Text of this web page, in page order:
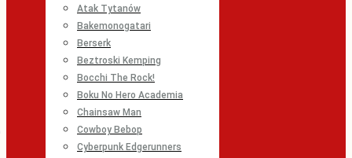
Atak Tytanów
Bakemonogatari
Berserk
Beztroski Kemping
Bocchi The Rock!
Boku No Hero Academia
Chainsaw Man
Cowboy Bebop
Cyberpunk Edgerunners